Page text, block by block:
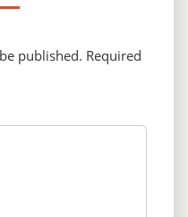
published. Required